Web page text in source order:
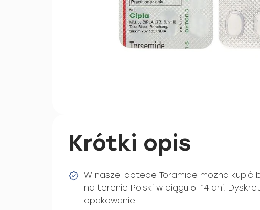
Krótki opis
W naszej aptece Toramide można
na terenie Polski w ciągu 5–14 dni.
opakowanie.